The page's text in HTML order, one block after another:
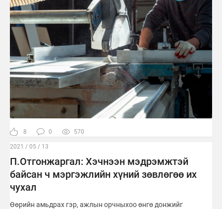
8 0 570
2021 / 05 / 13
П.Отгонжаргал: Хэчнээн мэдрэмжтэй
байсан ч мэргэжлийн хүний зөвлөгөө их
чухал
Өөрийн амьдрах гэр, ажлын орчныхоо өнгө донжийг